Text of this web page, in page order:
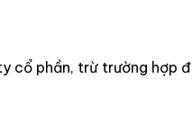
cổ phần, trừ trường hợp